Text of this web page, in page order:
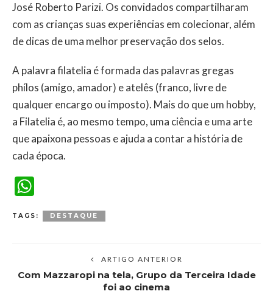
José Roberto Parizi. Os convidados compartilharam
com as crianças suas experiências em colecionar, além
de dicas de uma melhor preservação dos selos.
A palavra filatelia é formada das palavras gregas
phílos (amigo, amador) e atelês (franco, livre de
qualquer encargo ou imposto). Mais do que um hobby,
a Filatelia é, ao mesmo tempo, uma ciência e uma arte
que apaixona pessoas e ajuda a contar a história de
cada época.
TAGS: DESTAQUE
ARTIGO ANTERIOR
Com Mazzaropi na tela, Grupo da Terceira Idade
foi ao cinema